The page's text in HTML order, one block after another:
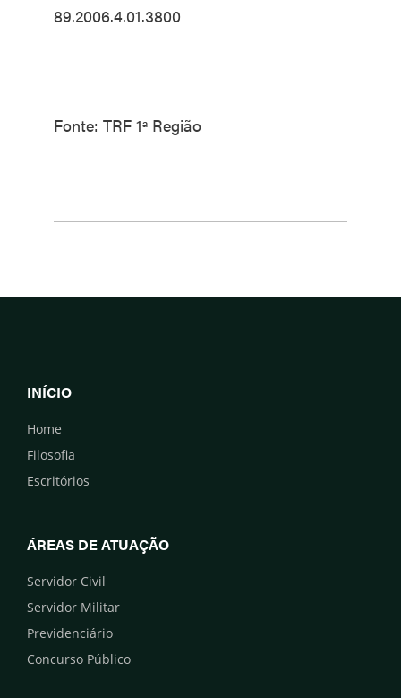
89.2006.4.01.3800
Fonte: TRF 1ª Região
INÍCIO
Home
Filosofia
Escritórios
ÁREAS DE ATUAÇÃO
Servidor Civil
Servidor Militar
Previdenciário
Concurso Público